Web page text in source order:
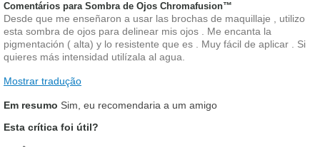
Comentários para Sombra de Ojos Chromafusion™
Desde que me enseñaron a usar las brochas de maquillaje , utilizo
esta sombra de ojos para delinear mis ojos . Me encanta la
pigmentación ( alta) y lo resistente que es . Muy fácil de aplicar . Si
quieres más intensidad utilízala al agua.
Mostrar tradução
Em resumo Sim, eu recomendaria a um amigo
Esta crítica foi útil?